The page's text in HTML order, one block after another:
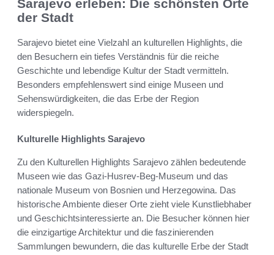
Sarajevo erleben: Die schönsten Orte
der Stadt
Sarajevo bietet eine Vielzahl an kulturellen Highlights, die
den Besuchern ein tiefes Verständnis für die reiche
Geschichte und lebendige Kultur der Stadt vermitteln.
Besonders empfehlenswert sind einige Museen und
Sehenswürdigkeiten, die das Erbe der Region
widerspiegeln.
Kulturelle Highlights Sarajevo
Zu den Kulturellen Highlights Sarajevo zählen bedeutende
Museen wie das Gazi-Husrev-Beg-Museum und das
nationale Museum von Bosnien und Herzegowina. Das
historische Ambiente dieser Orte zieht viele Kunstliebhaber
und Geschichtsinteressierte an. Die Besucher können hier
die einzigartige Architektur und die faszinierenden
Sammlungen bewundern, die das kulturelle Erbe der Stadt